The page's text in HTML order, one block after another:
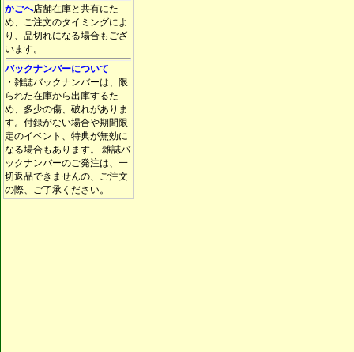
かごへ店舗在庫と共有にた
め、ご注文のタイミングによ
り、品切れになる場合もござ
います。
バックナンバーについて
・雑誌バックナンバーは、限
られた在庫から出庫するた
め、多少の傷、破れがありま
す。付録がない場合や期間限
定のイベント、特典が無効に
なる場合もあります。 雑誌バ
ックナンバーのご発注は、一
切返品できませんの、ご注文
の際、ご了承ください。